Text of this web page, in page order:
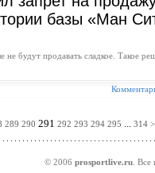
базы «Ман
будут продавать сладкое. Такое
289 290 291 292 293 294 295 ... 314 >
© 2006prosportlive.ru .